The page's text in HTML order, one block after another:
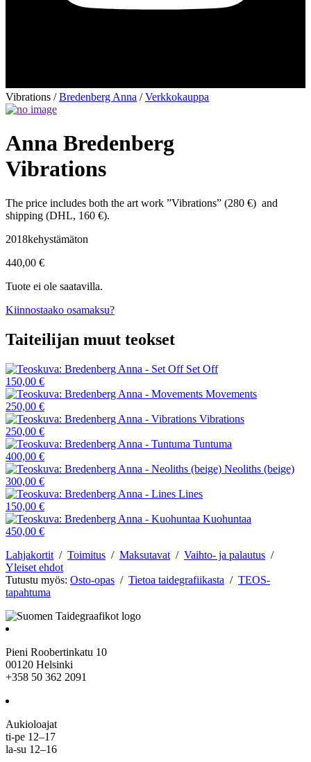
Vibrations /Bredenberg Anna /Verkkokauppa
Anna Bredenberg
Vibrations
The price includes both the art work ”Vibrations” (280 €) and
shipping (DHL, 160 €).
2018kehystämäton
440,00 €
Tuote ei ole saatavilla.
Kiinnostaako osamaksu?
Taiteilijan muut teokset
Set Off
150,00 €
Movements
250,00 €
Vibrations
250,00 €
Tuntuma
400,00 €
Neoliths (beige)
300,00 €
Lines
150,00 €
Kuohuntaa
450,00 €
Lahjakortit / Toimitus / Maksutavat / Vaihto- ja palautus /
Yleiset ehdot
Tutustu myös: Osto-opas / Tietoa taidegrafiikasta / TEOS-
tapahtuma
Pieni Roobertinkatu 10
00120 Helsinki
+358 50 362 2091
Aukioloajat
ti-pe 12–17
la-su 12–16